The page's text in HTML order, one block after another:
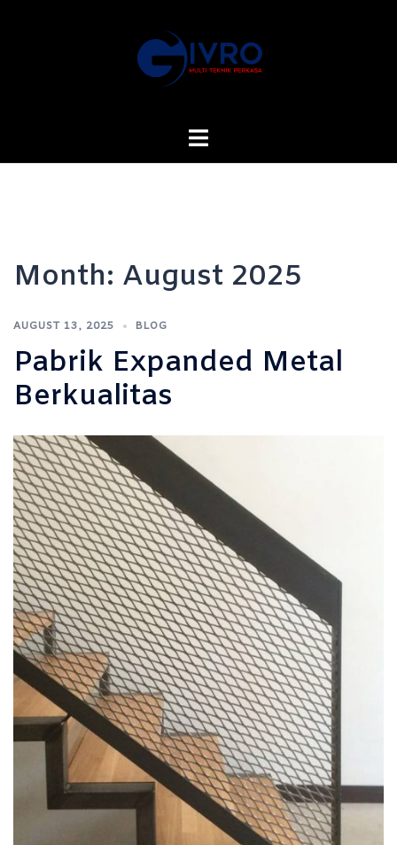
Toggle
menu
Month: August 2025
AUGUST 13, 2025 BLOG
Pabrik Expanded Metal
Berkualitas